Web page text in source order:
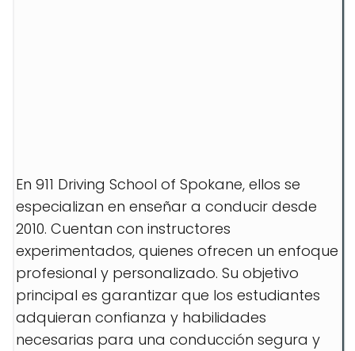
En 911 Driving School of Spokane, ellos se
especializan en enseñar a conducir desde
2010. Cuentan con instructores
experimentados, quienes ofrecen un enfoque
profesional y personalizado. Su objetivo
principal es garantizar que los estudiantes
adquieran confianza y habilidades
necesarias para una conducción segura y